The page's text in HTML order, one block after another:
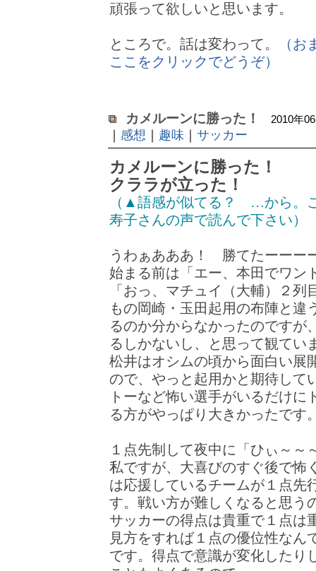
頑張って欲しいと思います。
ところで。話は変わって。
（
ここをクリックでどうぞ）
カメルーンに勝った！ 2010年
｜ 感想 ｜ 趣味 ｜サッカー
カメルーンに勝った！
クララが立った！
（▲語感が似てる？ …から。
寿子さんの声で読んで下さい）
うわぁあああ！ 勝てたーー
始まる前は「エー、本田でワン
「おっ、マチュイ（大輔）２列
もの岡崎・玉田起用の布陣と違
るのか分からなかったのですが
るしかないし、と思って観てい
松井はオシムの頃から面白い展
ので、やっと起用かと期待して
トーなど怖い選手がいるだけに
る方がやっぱり大きかったです
１点先制して夜中に「ひぃ～～
私ですが、大喜びのすぐ後で怖
は応援しているチームが１点先
す。戦い方が難しくなると思う
サッカーの得点は貴重で１点は
見方をすれば１点の優位性なん
です。得点で意識が変化したり